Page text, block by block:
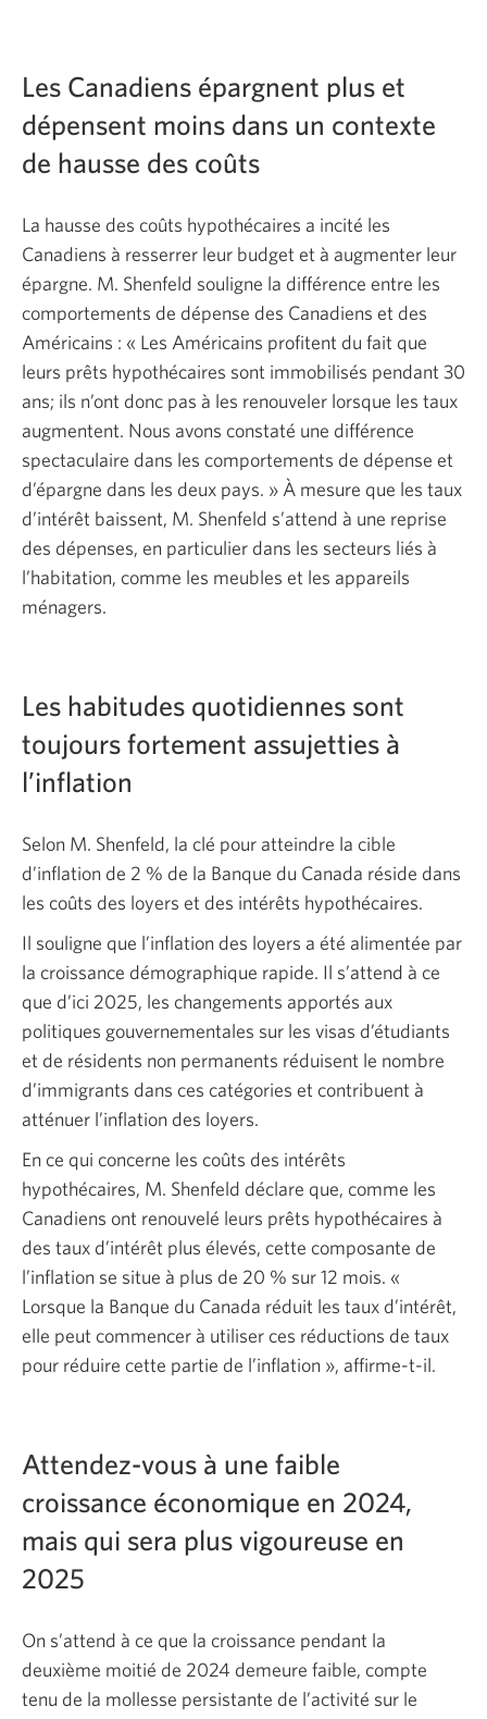
Les Canadiens épargnent plus et
dépensent moins dans un contexte
de hausse des coûts
La hausse des coûts hypothécaires a incité les
Canadiens à resserrer leur budget et à augmenter leur
épargne. M. Shenfeld souligne la différence entre les
comportements de dépense des Canadiens et des
Américains : « Les Américains profitent du fait que
leurs prêts hypothécaires sont immobilisés pendant 30
ans; ils n’ont donc pas à les renouveler lorsque les taux
augmentent. Nous avons constaté une différence
spectaculaire dans les comportements de dépense et
d’épargne dans les deux pays. » À mesure que les taux
d’intérêt baissent, M. Shenfeld s’attend à une reprise
des dépenses, en particulier dans les secteurs liés à
l’habitation, comme les meubles et les appareils
ménagers.
Les habitudes quotidiennes sont
toujours fortement assujetties à
l’inflation
Selon M. Shenfeld, la clé pour atteindre la cible
d’inflation de 2 % de la Banque du Canada réside dans
les coûts des loyers et des intérêts hypothécaires.
Il souligne que l’inflation des loyers a été alimentée par
la croissance démographique rapide. Il s’attend à ce
que d’ici 2025, les changements apportés aux
politiques gouvernementales sur les visas d’étudiants
et de résidents non permanents réduisent le nombre
d’immigrants dans ces catégories et contribuent à
atténuer l’inflation des loyers.
En ce qui concerne les coûts des intérêts
hypothécaires, M. Shenfeld déclare que, comme les
Canadiens ont renouvelé leurs prêts hypothécaires à
des taux d’intérêt plus élevés, cette composante de
l’inflation se situe à plus de 20 % sur 12 mois. «
Lorsque la Banque du Canada réduit les taux d’intérêt,
elle peut commencer à utiliser ces réductions de taux
pour réduire cette partie de l’inflation », affirme-t-il.
Attendez-vous à une faible
croissance économique en 2024,
mais qui sera plus vigoureuse en
2025
On s’attend à ce que la croissance pendant la
deuxième moitié de 2024 demeure faible, compte
tenu de la mollesse persistante de l’activité sur le